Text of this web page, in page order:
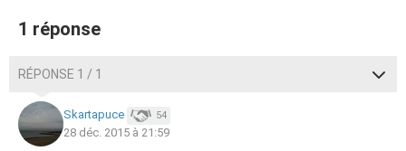
1 réponse
RÉPONSE 1 / 1
Skartapuce 54
28 déc. 2015 à 21:59